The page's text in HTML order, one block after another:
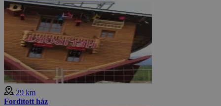
29 km
Fordított ház